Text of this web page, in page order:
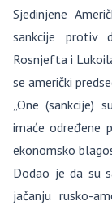
Sjedinjene
sankcije protiv
Rosnjefta i
se američki
„One (sankcije)
imaće određene
ekonomsko
Dodao je da su
jačanju rusko-